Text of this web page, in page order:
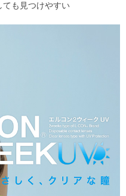
も見つけやすい